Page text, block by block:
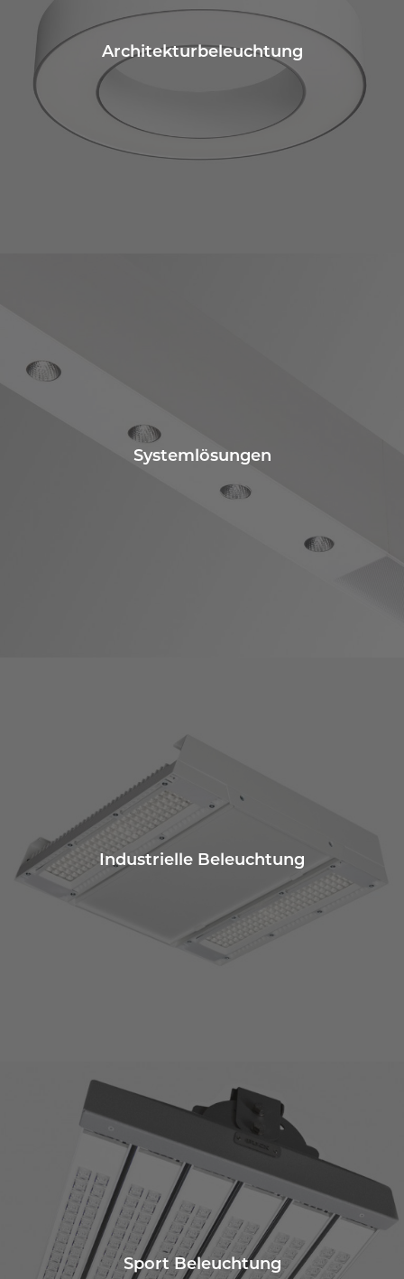
Architekturbeleuchtung
Systemlösungen
Industrielle Beleuchtung
Sport Beleuchtung